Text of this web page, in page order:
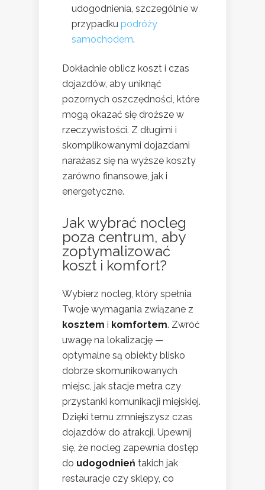
udogodnienia, szczególnie w
przypadku podróży
samochodem.
Dokładnie oblicz koszt i czas
dojazdów, aby uniknąć
pozornych oszczędności, które
mogą okazać się droższe w
rzeczywistości. Z długimi i
skomplikowanymi dojazdami
narażasz się na wyższe koszty
zarówno finansowe, jak i
energetyczne.
Jak wybrać nocleg
poza centrum, aby
zoptymalizować
koszt i komfort?
Wybierz nocleg, który spełnia
Twoje wymagania związane z
kosztem i komfortem. Zwróć
uwagę na lokalizację —
optymalne są obiekty blisko
dobrze skomunikowanych
miejsc, jak stacje metra czy
przystanki komunikacji miejskiej.
Dzięki temu zmniejszysz czas
dojazdów do atrakcji. Upewnij
się, że nocleg zapewnia dostęp
do udogodnień takich jak
restauracje czy sklepy, co